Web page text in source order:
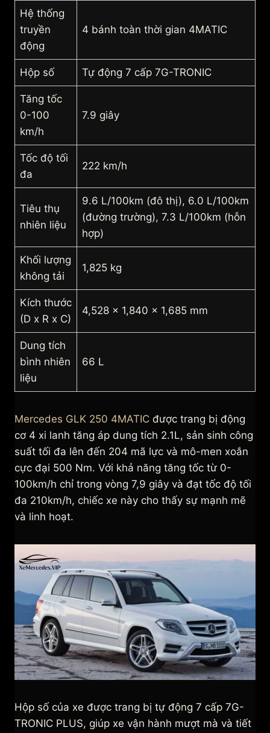
Hệ thống
truyền
động
4 bánh toàn thời gian 4MATIC
Hộp số Tự động 7 cấp 7G-TRONIC
Tăng tốc
0-100
km/h
7.9 giây
Tốc độ tối
đa
222 km/h
Tiêu thụ
nhiên liệu
9.6 L/100km (đô thị), 6.0 L/100km
(đường trường), 7.3 L/100km (hỗn
hợp)
Khối lượng
không tải
1,825 kg
Kích thước
(D x R x C)
4,528 x 1,840 x 1,685 mm
Dung tích
bình nhiên
liệu
66 L
Mercedes GLK 250 4MATIC được trang bị động
cơ 4 xi lanh tăng áp dung tích 2.1L, sản sinh công
suất tối đa lên đến 204 mã lực và mô-men xoắn
cực đại 500 Nm. Với khả năng tăng tốc từ 0-
100km/h chỉ trong vòng 7,9 giây và đạt tốc độ tối
đa 210km/h, chiếc xe này cho thấy sự mạnh mẽ
và linh hoạt.
Hộp số của xe được trang bị tự động 7 cấp 7G-
TRONIC PLUS, giúp xe vận hành mượt mà và tiết